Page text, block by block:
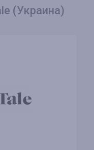
(Украина)